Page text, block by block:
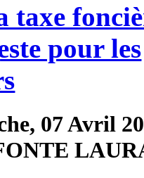
taxe
pour les
07 Avril